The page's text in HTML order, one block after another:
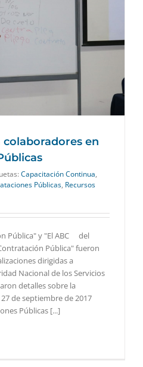
colaboradores en
Capacitación Continua,
Públicas, Recursos
Pública" y "El ABC del
Pública" fueron
dirigidas a
Nacional de los Servicios
detalles sobre la
de septiembre de 2017
Públicas [...]